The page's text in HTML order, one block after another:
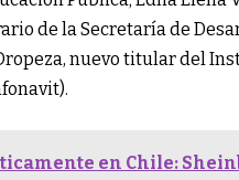
de la Secretaría de
nuevo titular del
en Chile: